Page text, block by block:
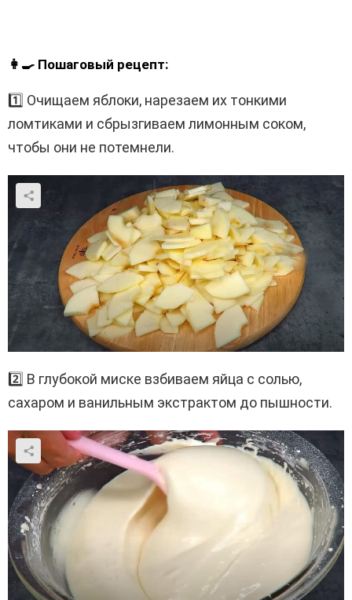
👩‍🍳 Пошаговый рецепт:
1️⃣ Очищаем яблоки, нарезаем их тонкими
ломтиками и сбрызгиваем лимонным соком,
чтобы они не потемнели.
2️⃣ В глубокой миске взбиваем яйца с солью,
сахаром и ванильным экстрактом до пышности.